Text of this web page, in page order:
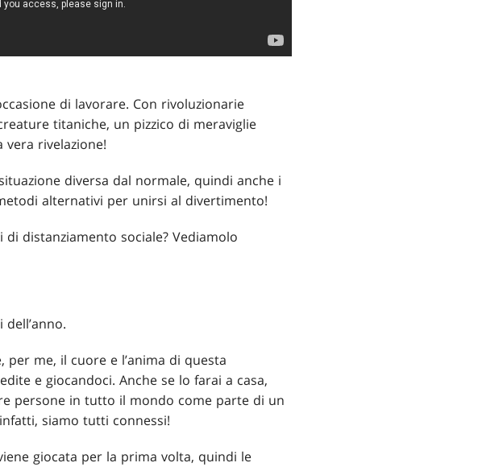
di lavorare. Con rivoluzionarie
titaniche, un pizzico di meraviglie
vera rivelazione!
diversa dal normale, quindi anche i
alternativi per unirsi al divertimento!
distanziamento sociale? Vediamolo
me, il cuore e l’anima di questa
e giocandoci. Anche se lo farai a casa,
persone in tutto il mondo come parte di un
siamo tutti connessi!
giocata per la prima volta, quindi le